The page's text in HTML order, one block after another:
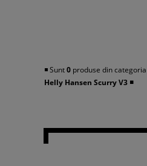
◾️ Sunt0 produse din categoria
Helly Hansen Scurry V3 ◾️